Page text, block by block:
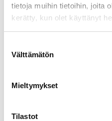
tietoja muihin tietoihin, joita
kerätty, kun olet käyttänyt
valinta
Välttämätön
Mieltymykset
Tilastot
Puhelin *
Sähköposti